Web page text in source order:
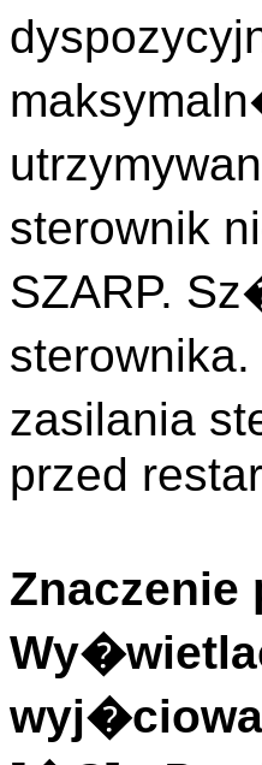
sterownik
SZARP.
zasilania
przed
wyj�ciowa